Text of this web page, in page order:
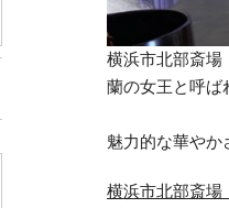
横浜市北部斎場
蘭の女王と呼ば
魅力的な華やか
横浜市北部斎